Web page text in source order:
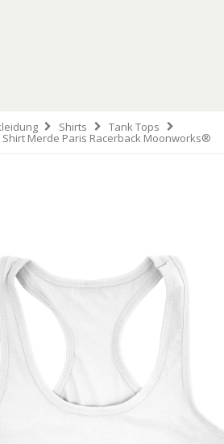
Shirts Tank Tops
Shirt Merde Paris Racerback Moonworks®